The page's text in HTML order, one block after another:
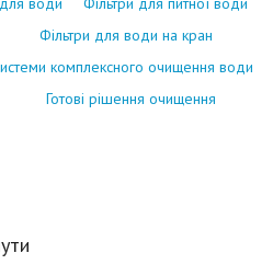
Фільтри для води на кран
комплексного очищення води
Готові рішення очищення